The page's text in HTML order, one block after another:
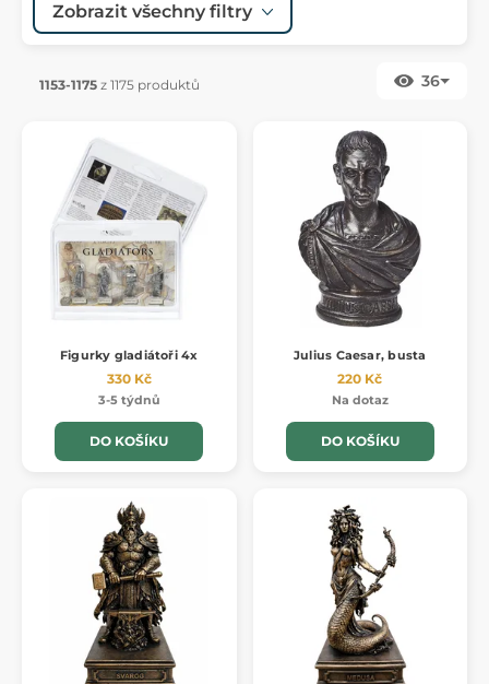
Zobrazit všechny filtry
1153-1175 z 1175 produktů 36
Figurky gladiátoři 4x
330 Kč
3-5 týdnů
DO KOŠÍKU
Julius Caesar, busta
220 Kč
Na dotaz
DO KOŠÍKU